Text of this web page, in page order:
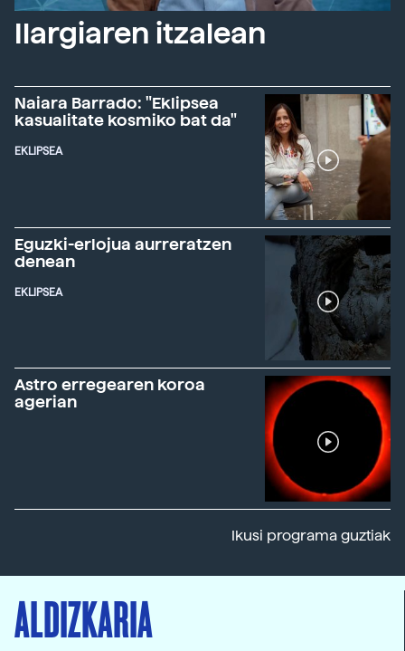
Ilargiaren itzalean
Naiara Barrado: "Eklipsea
kasualitate kosmiko bat da"
EKLIPSEA
Eguzki-erlojua aurreratzen
denean
EKLIPSEA
Astro erregearen koroa
agerian
Ikusi programa guztiak
ALDIZKARIA